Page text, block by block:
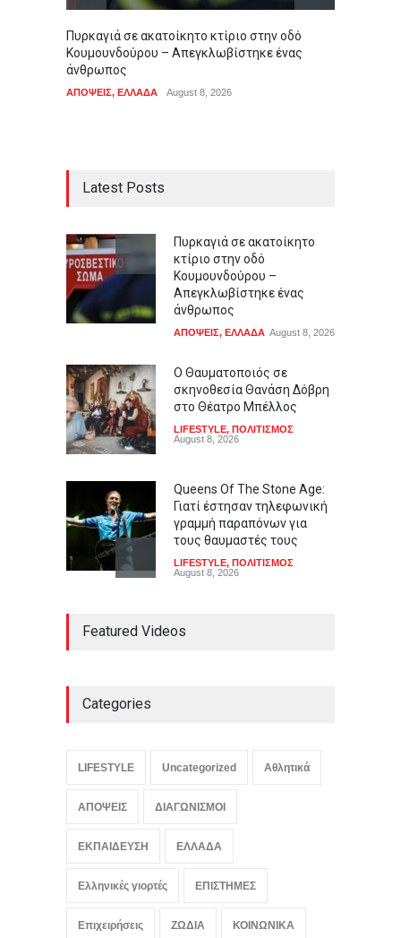
Πυρκαγιά σε ακατοίκητο κτίριο στην οδό
Κουμουνδούρου – Απεγκλωβίστηκε ένας
άνθρωπος
ΑΠΟΨΕΙΣ, ΕΛΛΑΔΑ August 8, 2026
Latest Posts
Πυρκαγιά σε ακατοίκητο
κτίριο στην οδό
Κουμουνδούρου –
Απεγκλωβίστηκε ένας
άνθρωπος
ΑΠΟΨΕΙΣ, ΕΛΛΑΔΑ August 8, 2026
Ο Θαυματοποιός σε
σκηνοθεσία Θανάση Δόβρη
στο Θέατρο Μπέλλος
LIFESTYLE, ΠΟΛΙΤΙΣΜΟΣ
August 8, 2026
Queens Of The Stone Age:
Γιατί έστησαν τηλεφωνική
γραμμή παραπόνων για
τους θαυμαστές τους
LIFESTYLE, ΠΟΛΙΤΙΣΜΟΣ
August 8, 2026
Στο προσκήνιο για το
46χρονη – Η ίδια εξέταση
της
τώρα!
Featured Videos
Categories
LIFESTYLE Uncategorized Αθλητικά
ΑΠΟΨΕΙΣ ΔΙΑΓΩΝΙΣΜΟΙ
ΕΚΠΑΙΔΕΥΣΗ ΕΛΛΑΔΑ
Ελληνικές γιορτές ΕΠΙΣΤΗΜΕΣ
Επιχειρήσεις ΖΩΔΙΑ ΚΟΙΝΩΝΙΚΑ